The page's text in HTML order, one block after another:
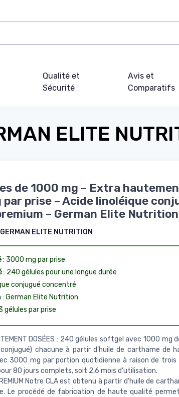
Qualité et
Sécurité
Avis et
Comparatifs
ELITE
de 1000 mg – Extra
prise – Acide linoléique
– German Elite Nutrition
ELITE NUTRITION
: 3000 mg par prise
: 240 gélules pour une longue durée
conjugué concentré
: German Elite Nutrition
gélules par prise
DOSÉES : 240 gélules softgel avec 1000 mg
conjugué) chacune à partir d’huile de carthame de
3000 mg par portion quotidienne à raison de
80 jours complets, soit 2,6 mois d’utilisation.
Notre CLA est obtenu à partir d’huile de
Le procédé de fabrication de haute qualité